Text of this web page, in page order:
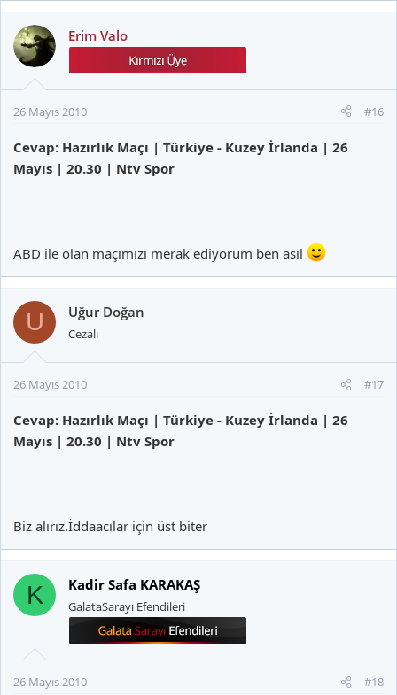
Erim Valo
26 Mayıs 2010 #16
Cevap: Hazırlık Maçı | Türkiye - Kuzey İrlanda | 26
Mayıs | 20.30 | Ntv Spor
ABD ile olan maçımızı merak ediyorum ben asıl
U Uğur Doğan
Cezalı
26 Mayıs 2010 #17
Cevap: Hazırlık Maçı | Türkiye - Kuzey İrlanda | 26
Mayıs | 20.30 | Ntv Spor
Biz alırız.İddaacılar için üst biter
K Kadir Safa KARAKAŞ
GalataSarayı Efendileri
26 Mayıs 2010 #18